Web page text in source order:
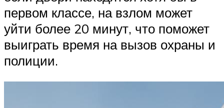
первом классе, на взлом может
уйти более 20 минут, что поможет
выиграть время на вызов охраны и
полиции.